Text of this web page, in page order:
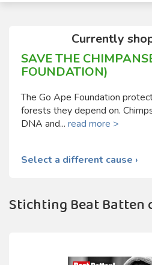
Currently
SAVE THE
FOUNDATION)
The Go Ape Foundation
forests they depend on.
DNA and... read more >
Select a different cause ›
Stichting Beat Batten